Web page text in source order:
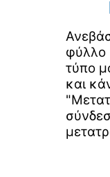
φύλλο
τύπο
και